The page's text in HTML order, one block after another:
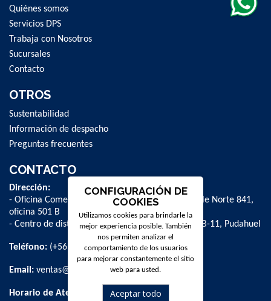
Quiénes somos
Servicios DPS
Trabaja con Nosotros
Sucursales
Contacto
OTROS
Sustentabilidad
Información de despacho
Preguntas frecuentes
CONTACTO
Dirección:
- Oficina Comercial y administrativa: Avenida Valle Norte 841,
oficina 501 B
- Centro de distribución: La Farfana 500, bodega B-11, Pudahuel
Teléfono: (+56 2) 2 584 8900
Email: ventas@dpschile.cl
Horario de Atención:
CONFIGURACIÓN DE
COOKIES
Utilizamos cookies para brindarle la
mejor experiencia posible. También
nos permiten analizar el
comportamiento de los usuarios
para mejorar constantemente el sitio
web para usted.
Aceptar todo